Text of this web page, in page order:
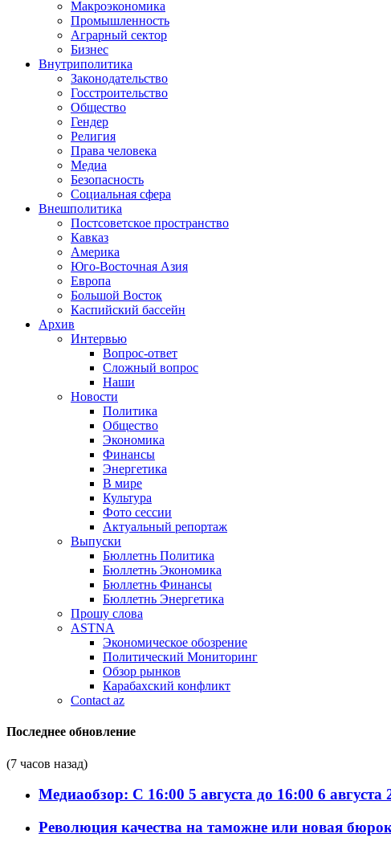
Макроэкономика
Промышленность
Аграрный сектор
Бизнес
Внутриполитика
Законодательство
Госстроительство
Общество
Гендер
Религия
Права человека
Медиа
Безопасность
Социальная сфера
Внешполитика
Постсоветское пространство
Кавказ
Америка
Юго-Восточная Азия
Европа
Большой Восток
Каспийский бассейн
Архив
Интервью
Вопрос-ответ
Сложный вопрос
Наши
Новости
Политика
Общество
Экономика
Финансы
Энергетика
В мире
Культура
Фото сессии
Актуальный репортаж
Выпуски
Бюллетнь Политика
Бюллетнь Экономика
Бюллетнь Финансы
Бюллетнь Энергетика
Прошу слова
ASTNA
Экономическое обозрение
Политический Мониторинг
Обзор рынков
Карабахский конфликт
Contact az
Последнее обновление
(7 часов назад)
Медиаобзор: С 16:00 5 августа до 16:00 6 августа
Революция качества на таможне или новая